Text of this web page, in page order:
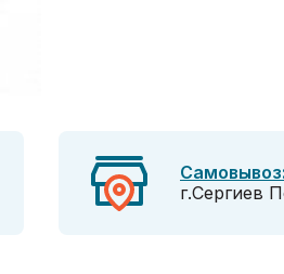
Самовывоз:
г.Сергиев